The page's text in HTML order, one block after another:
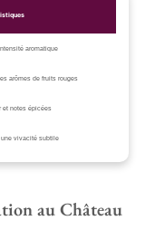
aromatique
arômes de fruits rouges
et notes épicées
une vivacité subtile
au Château